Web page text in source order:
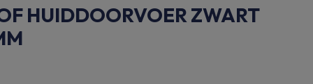
HUIDDOORVOER ZWART